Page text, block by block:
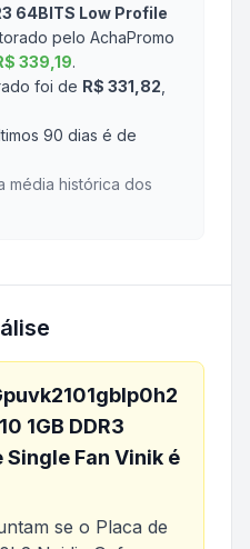
64BITS Low Profile
pelo AchaPromo
339,19.
foi de R$ 331,82
90 dias é de
média histórica dos
1GB DDR3
Single Fan Vinik é
se o Placa de